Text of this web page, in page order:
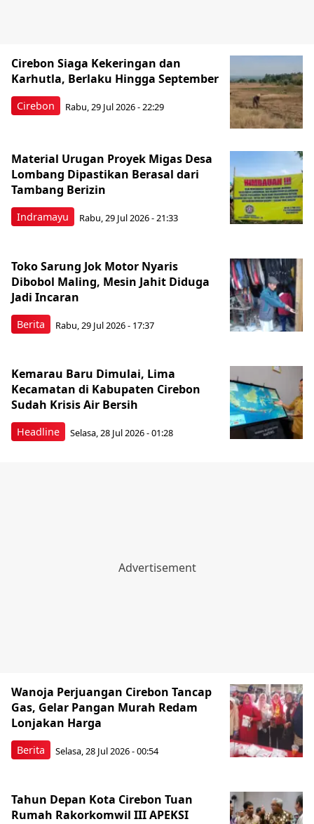
Cirebon
Cirebon Siaga Kekeringan dan
Karhutla, Berlaku Hingga September
Rabu, 29 Jul 2026 - 22:29
Indramayu
Material Urugan Proyek Migas Desa
Lombang Dipastikan Berasal dari
Tambang Berizin
Rabu, 29 Jul 2026 - 21:33
Berita
Toko Sarung Jok Motor Nyaris
Dibobol Maling, Mesin Jahit Diduga
Jadi Incaran
Rabu, 29 Jul 2026 - 17:37
Headline
Kemarau Baru Dimulai, Lima
Kecamatan di Kabupaten Cirebon
Sudah Krisis Air Bersih
Selasa, 28 Jul 2026 - 01:28
Berita
Wanoja Perjuangan Cirebon Tancap
Gas, Gelar Pangan Murah Redam
Lonjakan Harga
Selasa, 28 Jul 2026 - 00:54
Tahun Depan Kota Cirebon Tuan
Rumah Rakorkomwil III APEKSI